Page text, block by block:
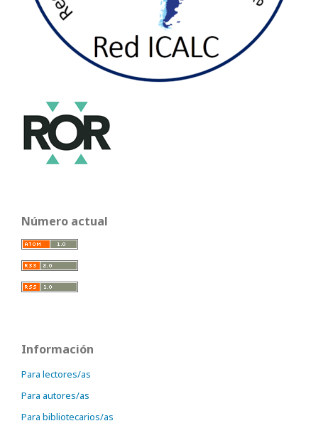
Número actual
Información
Para lectores/as
Para autores/as
Para bibliotecarios/as